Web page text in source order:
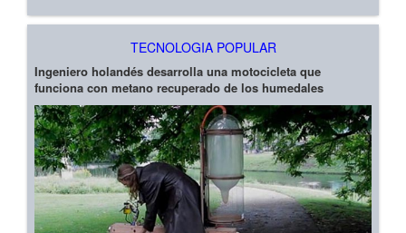
TECNOLOGIA POPULAR
Ingeniero holandés desarrolla una motocicleta que
funciona con metano recuperado de los humedales